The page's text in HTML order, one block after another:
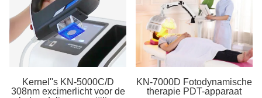
Kernel''s KN-5000C/D
308nm excimerlicht voor de
KN-7000D Fotodynamische
therapie PDT-apparaat